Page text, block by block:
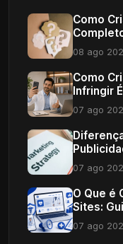
Como
08 ago
Como
Infringir
07 ago
07 ago
O Que é
Sites:
07 ago